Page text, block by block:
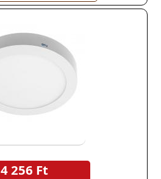
4 256 Ft